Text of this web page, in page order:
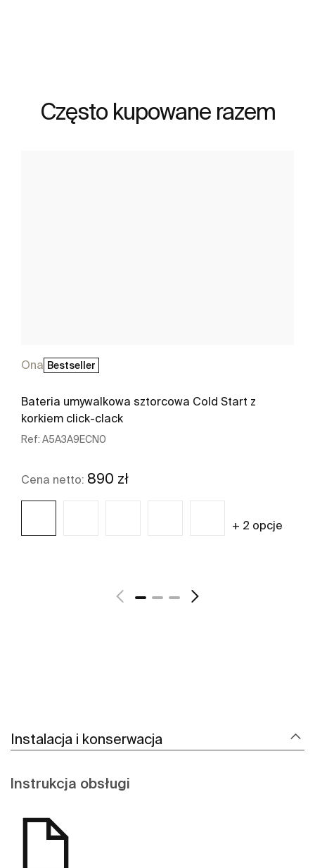
Często kupowane razem
Ona Bestseller
Bateria umywalkowa sztorcowa Cold Start z
korkiem click-clack
Ref: A5A3A9ECN0
Cena netto: 890 zł
+ 2 opcje
Instalacja i konserwacja
Instrukcja obsługi